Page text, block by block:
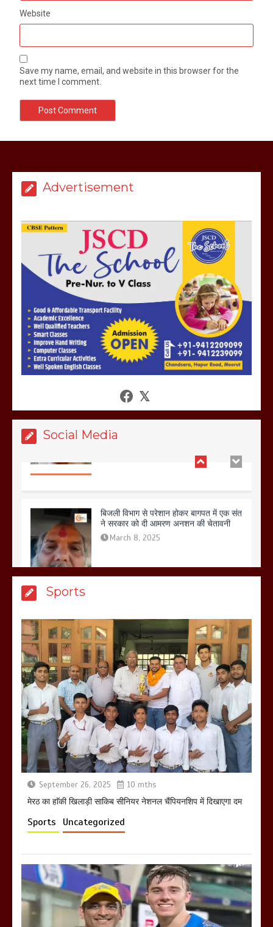
Website
Save my name, email, and website in this browser for the
next time I comment.
Advertisement
Social Media
उठाकर खाते कुत्ते का वीडियो इंटरनेट पर जमकर
हो रहा वायरल
होलिका रखने पर लात मार कर होलिका को किया
तहस नहस,मोहल्ले वालों के साथ की गई गाली
गलोच ,कहा अगर रखी गई होली तो होगा खून
March 11, 2025
आखिर क्यों जैनुल सालीकिन को शहर काजी नहीं
शफीकुर्रहमान रहमान ने
होलिका रखने पर लात मार कर होलिका को किया
तहस नहस,मोहल्ले वालों के साथ की गई गाली
गलोच ,कहा अगर रखी गई होली तो होगा खून
खराबा,
March 11, 2025
Sports
September 26, 2025 10 mths
मेरठ का हाॅकी खिलाड़ी साकिब सीनियर नेशनल चैंपियनशिप में दिखाएगा दम
Sports Uncategorized